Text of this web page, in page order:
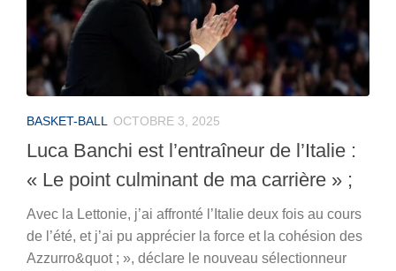
BASKET-BALL OCTOBRE 3, 2025
Luca Banchi est l’entraîneur de l’Italie :
« Le point culminant de ma carrière » ;
Avec la Lettonie, j’ai affronté l’Italie deux fois au cours
de l’été, et j’ai pu apprécier la force et la cohésion des
Azzurro&quot ; », déclare le nouveau sélectionneur